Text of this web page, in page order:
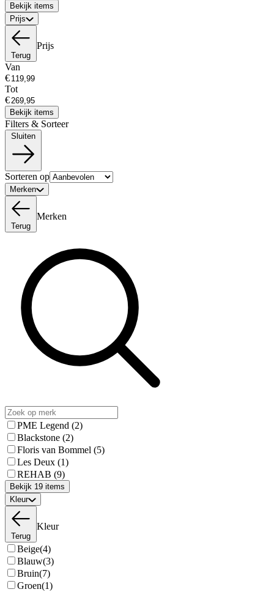
Bekijk items
Prijs
Terug
Prijs
Van
€
Tot
€
Bekijk items
Filters & Sorteer
Sorteren op
Merken
Terug
Merken
PME Legend (2)
Blackstone (2)
Floris van Bommel (5)
Les Deux (1)
REHAB (9)
Bekijk 19 items
Kleur
Terug
Kleur
Beige(4)
Blauw(3)
Bruin(7)
Groen(1)